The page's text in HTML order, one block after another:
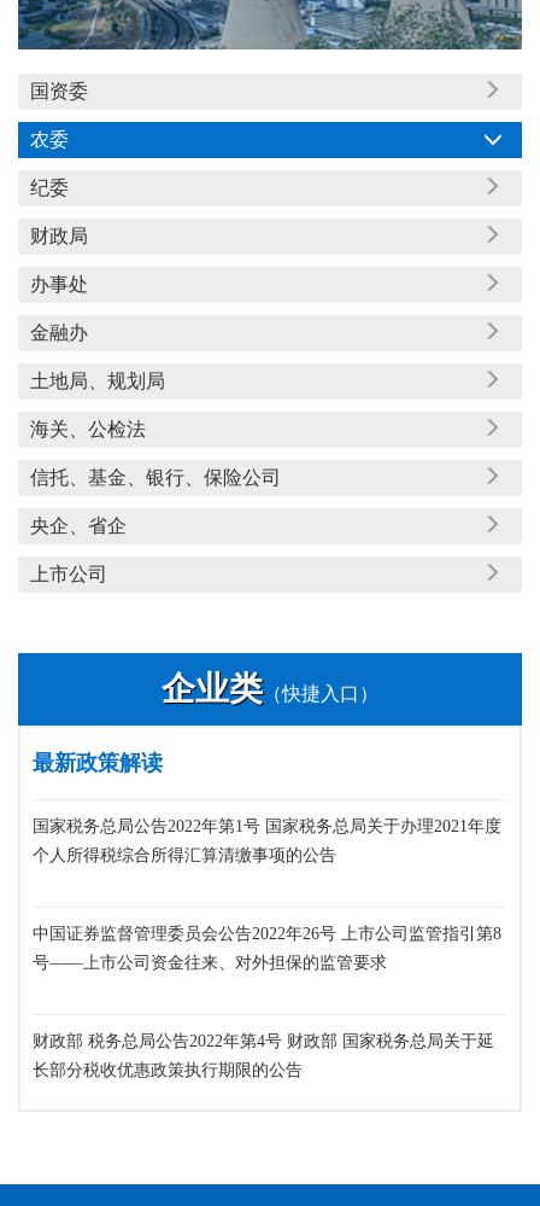
国资委
农委
纪委
财政局
办事处
金融办
土地局、规划局
海关、公检法
信托、基金、银行、保险公司
央企、省企
上市公司
企业类（快捷入口）
最新政策解读
国家税务总局公告2022年第1号 国家税务总局关于办理2021年度
个人所得税综合所得汇算清缴事项的公告
中国证券监督管理委员会公告2022年26号 上市公司监管指引第8
号——上市公司资金往来、对外担保的监管要求
财政部 税务总局公告2022年第4号 财政部 国家税务总局关于延
长部分税收优惠政策执行期限的公告